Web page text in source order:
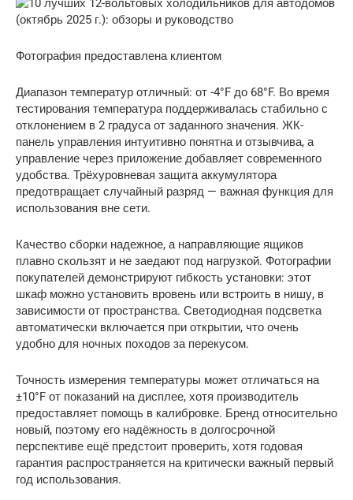
Фотография предоставлена ​​клиентом
Диапазон температур отличный: от -4°F до 68°F. Во время
тестирования температура поддерживалась стабильно с
отклонением в 2 градуса от заданного значения. ЖК-
панель управления интуитивно понятна и отзывчива, а
управление через приложение добавляет современного
удобства. Трёхуровневая защита аккумулятора
предотвращает случайный разряд — важная функция для
использования вне сети.
Качество сборки надежное, а направляющие ящиков
плавно скользят и не заедают под нагрузкой. Фотографии
покупателей демонстрируют гибкость установки: этот
шкаф можно установить вровень или встроить в нишу, в
зависимости от пространства. Светодиодная подсветка
автоматически включается при открытии, что очень
удобно для ночных походов за перекусом.
Точность измерения температуры может отличаться на
±10°F от показаний на дисплее, хотя производитель
предоставляет помощь в калибровке. Бренд относительно
новый, поэтому его надёжность в долгосрочной
перспективе ещё предстоит проверить, хотя годовая
гарантия распространяется на критически важный первый
год использования.